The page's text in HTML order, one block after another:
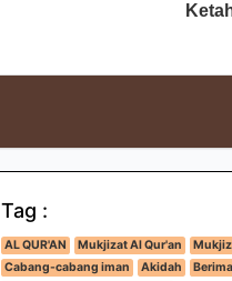
Tag :
AL QUR'AN Mukjizat Al Qur'an
Cabang-cabang iman
Akidah